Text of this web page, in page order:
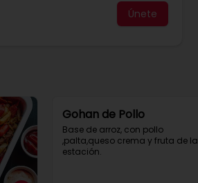
Únete
Gohan de Pollo
Base de arroz, con pollo
,palta,queso crema y fruta de la
estación.